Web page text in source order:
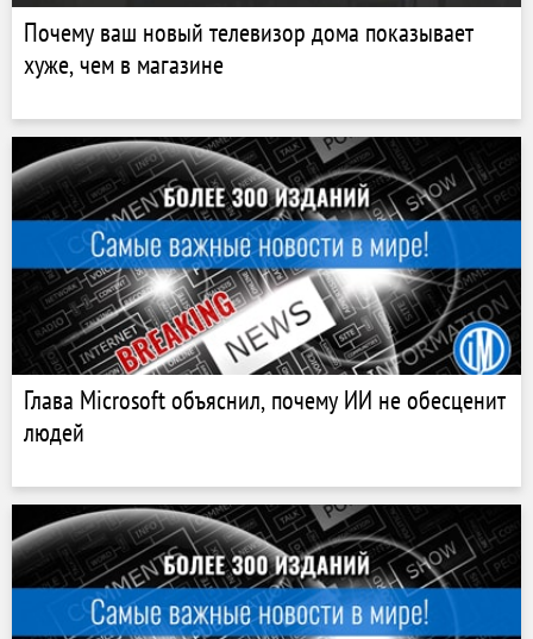
Почему ваш новый телевизор дома показывает
хуже, чем в магазине
Глава Microsoft объяснил, почему ИИ не обесценит
людей